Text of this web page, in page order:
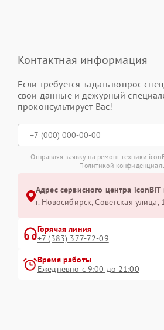
Контактная информация
Если требуется задать вопрос
свои данные и дежурный
проконсультирует Вас!
Отправляя заявку на ремонт техники
Политикой
Адрес сервисного центра
г. Новосибирск, Советская улица,
Горячая линия
+7 (383) 377-72-09
Время работы
Ежедневно с 9:00 до 21:00